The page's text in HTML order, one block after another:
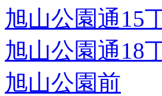
旭山公園通15
旭山公園通18
旭山公園前